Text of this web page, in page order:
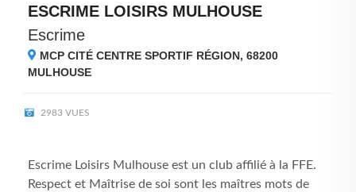
ESCRIME LOISIRS MULHOUSE
Escrime
MCP CITÉ CENTRE SPORTIF RÉGION, 68200
MULHOUSE
2983 VUES
Escrime Loisirs Mulhouse est un club affilié à la FFE.
Respect et Maîtrise de soi sont les maîtres mots de